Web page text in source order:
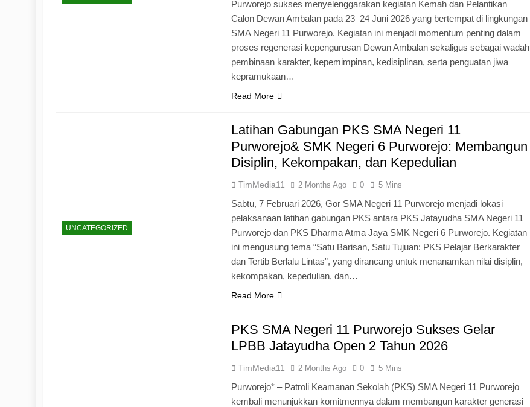
Purworejo sukses menyelenggarakan kegiatan Kemah dan Pelantikan
Calon Dewan Ambalan pada 23–24 Juni 2026 yang bertempat di lingkungan
SMA Negeri 11 Purworejo. Kegiatan ini menjadi momentum penting dalam
proses regenerasi kepengurusan Dewan Ambalan sekaligus sebagai wadah
pembinaan karakter, kepemimpinan, kedisiplinan, serta penguatan jiwa
kepramukaan…
Read More
UNCATEGORIZED
Latihan Gabungan PKS SMA Negeri 11
Purworejo& SMK Negeri 6 Purworejo: Membangun
Disiplin, Kekompakan, dan Kepedulian
TimMedia11 2 Months Ago 0 5 Mins
Sabtu, 7 Februari 2026, Gor SMA Negeri 11 Purworejo menjadi lokasi
pelaksanaan latihan gabungan PKS antara PKS Jatayudha SMA Negeri 11
Purworejo dan PKS Dharma Atma Jaya SMK Negeri 6 Purworejo. Kegiatan
ini mengusung tema “Satu Barisan, Satu Tujuan: PKS Pelajar Berkarakter
dan Tertib Berlalu Lintas”, yang dirancang untuk menanamkan nilai disiplin,
kekompakan, kepedulian, dan…
Read More
PKS SMA Negeri 11 Purworejo Sukses Gelar
LPBB Jatayudha Open 2 Tahun 2026
TimMedia11 2 Months Ago 0 5 Mins
Purworejo* – Patroli Keamanan Sekolah (PKS) SMA Negeri 11 Purworejo
kembali menunjukkan komitmennya dalam membangun karakter generasi